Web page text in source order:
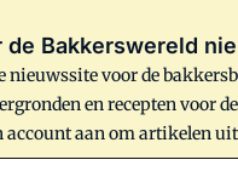
de Bakkerswereld
nieuwssite voor de
en recepten voor
account aan om artikelen